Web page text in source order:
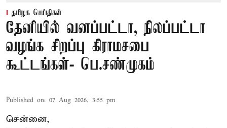
தமிழக செய்திகள்
தேனியில் வனப்பட்டா, நிலப்பட்டா
வழங்க சிறப்பு கிராமசபை
கூட்டங்கள்- பெ.சண்முகம்
Published on: 07 Aug 2026, 3:55 pm
சென்னை,